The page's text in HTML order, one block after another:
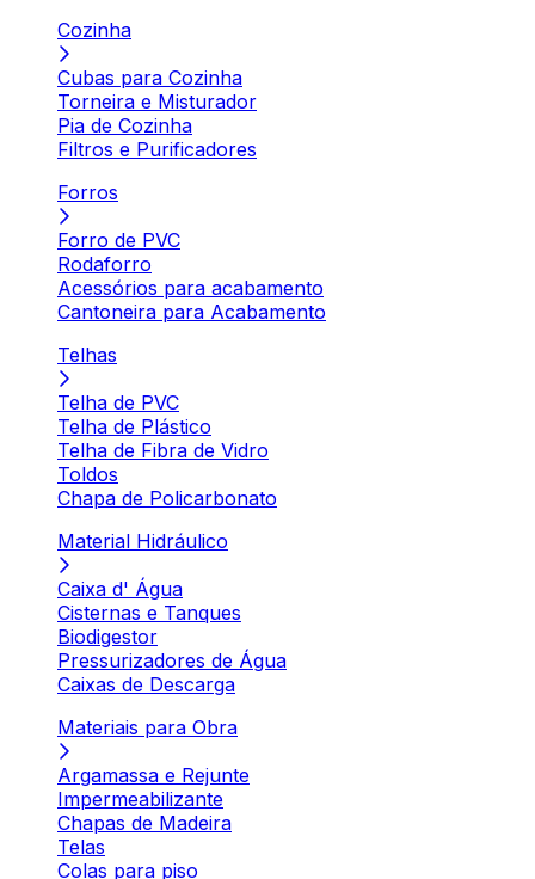
Cozinha
Cubas para Cozinha
Torneira e Misturador
Pia de Cozinha
Filtros e Purificadores
Forros
Forro de PVC
Rodaforro
Acessórios para acabamento
Cantoneira para Acabamento
Telhas
Telha de PVC
Telha de Plástico
Telha de Fibra de Vidro
Toldos
Chapa de Policarbonato
Material Hidráulico
Caixa d' Água
Cisternas e Tanques
Biodigestor
Pressurizadores de Água
Caixas de Descarga
Materiais para Obra
Argamassa e Rejunte
Impermeabilizante
Chapas de Madeira
Telas
Colas para piso